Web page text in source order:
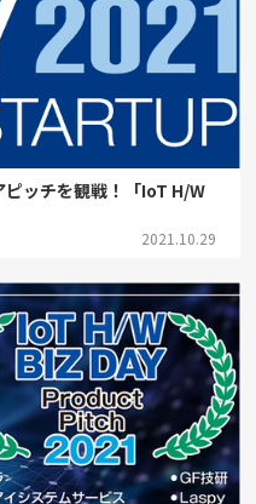
ッチを観戦！「IoT H/W
2021.10.29